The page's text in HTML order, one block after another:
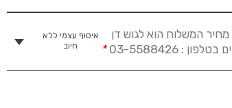
המשלוח הוא לגוש דן
03-5588426
*
איסוף עצמי ללא
חיוב